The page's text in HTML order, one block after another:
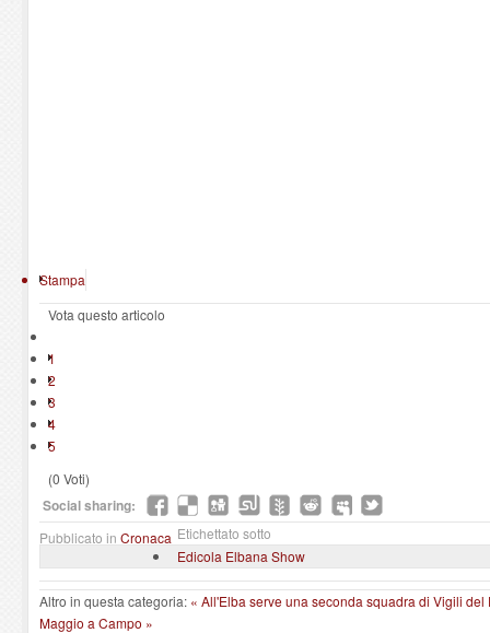
Stampa
Vota questo articolo
1
2
3
4
5
(0 Voti)
Social sharing:
Pubblicato in Cronaca Etichettato sotto
Edicola Elbana Show
Altro in questa categoria: « All'Elba serve una seconda squadra di Vigili
Maggio a Campo »